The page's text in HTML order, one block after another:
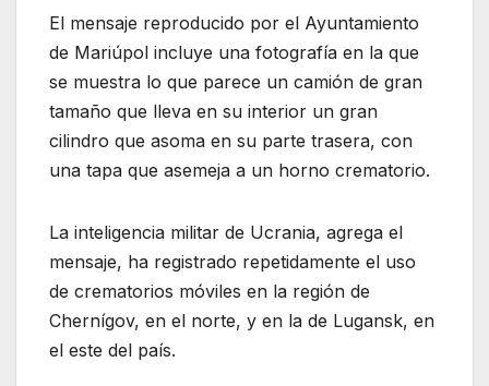
El mensaje reproducido por el Ayuntamiento
de Mariúpol incluye una fotografía en la que
se muestra lo que parece un camión de gran
tamaño que lleva en su interior un gran
cilindro que asoma en su parte trasera, con
una tapa que asemeja a un horno crematorio.
La inteligencia militar de Ucrania, agrega el
mensaje, ha registrado repetidamente el uso
de crematorios móviles en la región de
Chernígov, en el norte, y en la de Lugansk, en
el este del país.